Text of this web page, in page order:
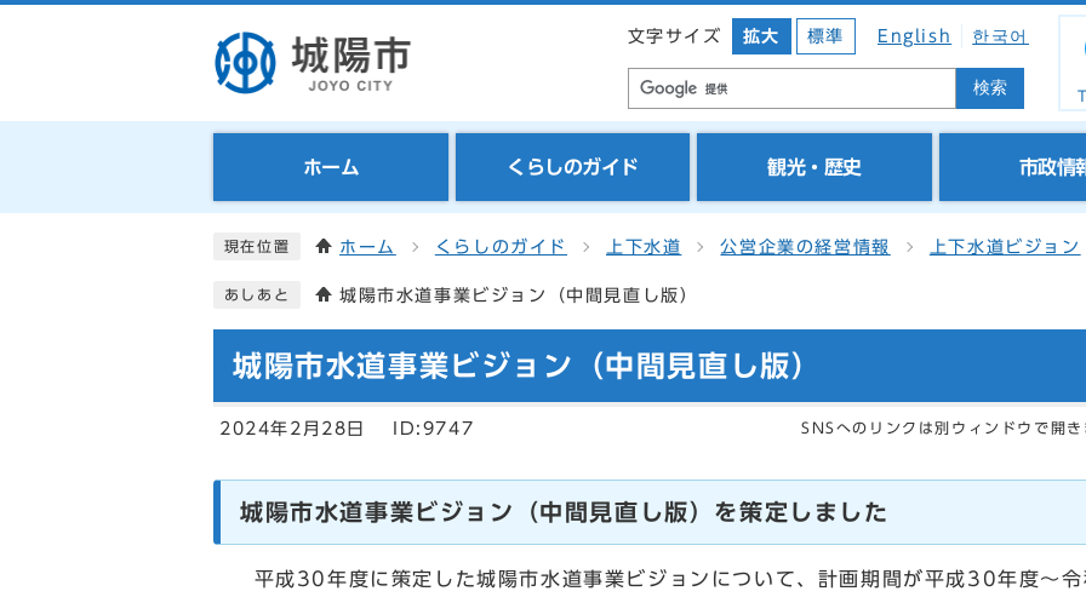
文字サイズ 拡大 標準 English 한국어
検索
ホーム くらしのガイド 観光・歴史 市政情
現在位置 ホーム くらしのガイド 上下水道 公営企業の経営情報 上下水道ビジョン
あしあと 城陽市水道事業ビジョン（中間見直し版）
城陽市水道事業ビジョン（中間見直し版）
2024年2月28日 ID:9747 SNSへのリンクは別ウィンドウで開き
城陽市水道事業ビジョン（中間見直し版）を策定しました
平成30年度に策定した城陽市水道事業ビジョンについて、計画期間が平成30年度～令